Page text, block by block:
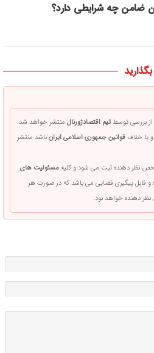
ضامن چه شرایطی دارد؟
بررسی توسطتیم اقتصادژورنالمنتشر خواهد شد.
یا خلافقوانین جمهوری اسلامی ایرانباشد منتشر
نظر دهنده ثبت می شود و کلیهمسئولیت های
پیگیری قضایی می باشد که در صورت هر
دهنده خواهد بود.